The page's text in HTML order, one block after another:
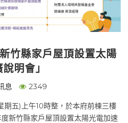
竹縣家戶屋頂設置太陽
明會」
息 2349
期五)上午10時整，於本府前棟三樓
新竹縣家戶屋頂設置太陽光電加速